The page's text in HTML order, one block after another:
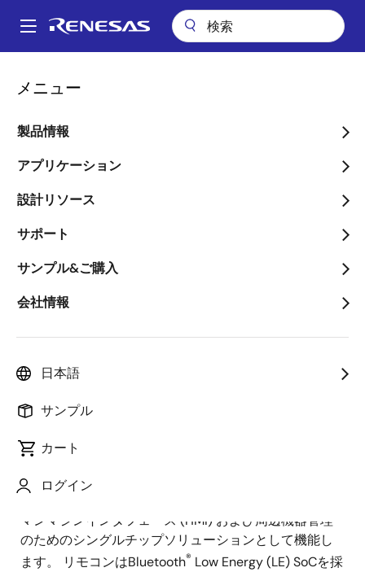
ン
Main
メニュー
製品情報
アプリケーション
設計リソース
サポート
サンプル&ご購入
会社情報
日本語
サンプル
カート
ログイン
パ
ン
く
ず
ページセクションへ移動：
概要
概
要
説
明
スマートトイレは急速に台頭している市場であり、世
界中で市場シェアが拡大しています。 この設計は、便
座、水、乾燥冷却・暖房システム、さらに滅菌機能と
いった主要機能をリモコンで操作する高級製品である
マンマシンインタフェース (HMI) および周辺機器管理
のためのシングルチップソリューションとして機能し
ます。 リモコンはBluetooth® Low Energy (LE) SoCを採